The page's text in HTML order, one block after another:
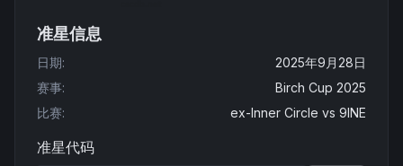
准星信息
日期:
2025年9月28日
赛事:
Birch Cup 2025
比赛: ex-Inner Circle vs 9INE
准星代码